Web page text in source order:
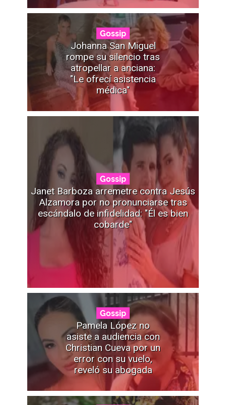
Gossip
Johanna San Miguel
rompe su silencio tras
atropellar a anciana:
"Le ofrecí asistencia
médica"
Gossip
Janet Barboza arremetre contra Jesús
Alzamora por no pronunciarse tras
escándalo de infidelidad: "Él es bien
cobarde"
Gossip
Pamela López no
asiste a audiencia con
Christian Cueva por un
error con su vuelo,
reveló su abogada